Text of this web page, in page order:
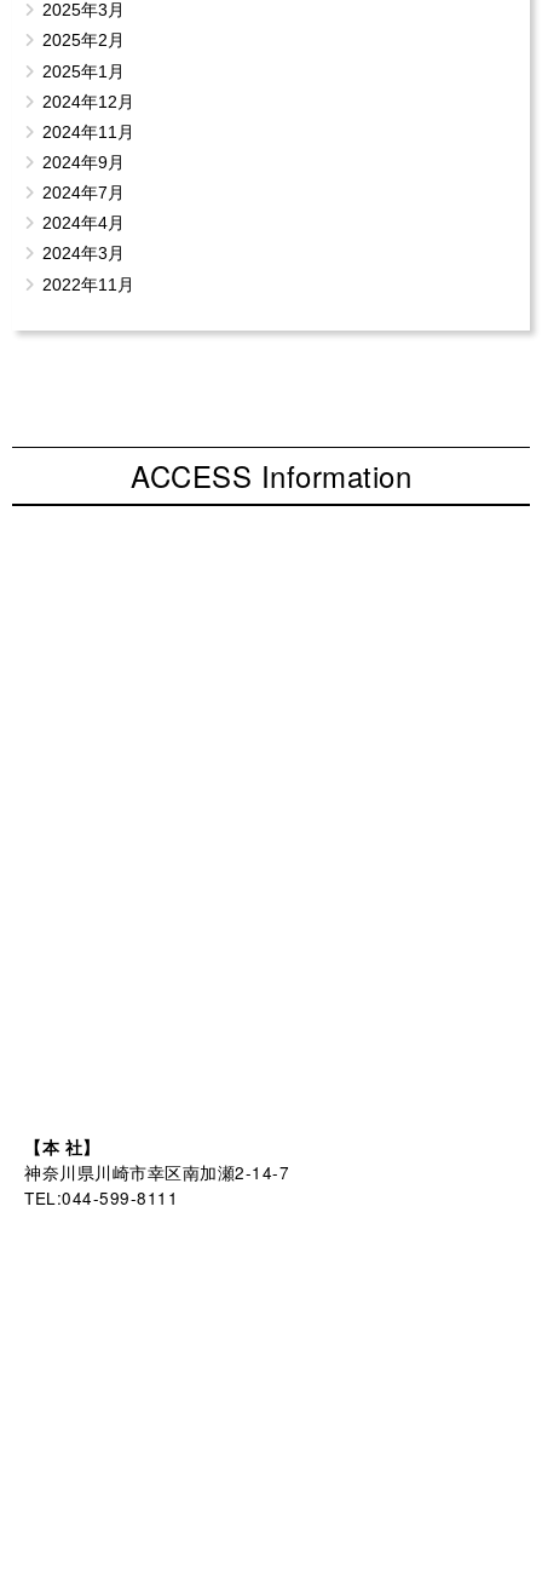
2025年3月
2025年2月
2025年1月
2024年12月
2024年11月
2024年9月
2024年7月
2024年4月
2024年3月
2022年11月
ACCESS Information
【本 社】
神奈川県川崎市幸区南加瀬2-14-7
TEL:044-599-8111